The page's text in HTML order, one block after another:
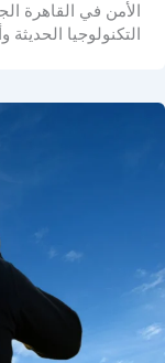
الأمن في القاهرة
التكنولوجيا